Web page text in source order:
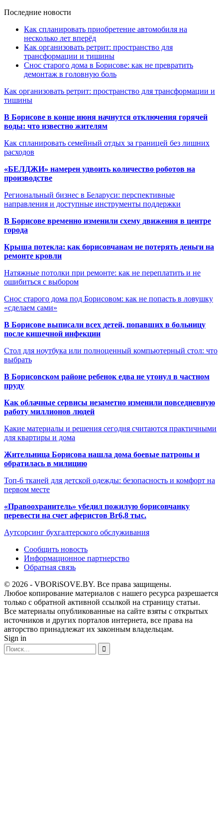
Последние новости
Как спланировать приобретение автомобиля на
несколько лет вперёд
Как организовать ретрит: пространство для
трансформации и тишины
Снос старого дома в Борисове: как не превратить
демонтаж в головную боль
Как организовать ретрит: пространство для трансформации и
тишины
В Борисове в конце июня начнутся отключения горячей
воды: что известно жителям
Как спланировать семейный отдых за границей без лишних
расходов
«БЕЛДЖИ» намерен удвоить количество роботов на
производстве
Региональный бизнес в Беларуси: перспективные
направления и доступные инструменты поддержки
В Борисове временно изменили схему движения в центре
города
Крыша потекла: как борисовчанам не потерять деньги на
ремонте кровли
Натяжные потолки при ремонте: как не переплатить и не
ошибиться с выбором
Снос старого дома под Борисовом: как не попасть в ловушку
«сделаем сами»
В Борисове выписали всех детей, попавших в больницу
после кишечной инфекции
Стол для ноутбука или полноценный компьютерный стол: что
выбрать
В Борисовском районе ребенок едва не утонул в частном
пруду
Как облачные сервисы незаметно изменили повседневную
работу миллионов людей
Какие материалы и решения сегодня считаются практичными
для квартиры и дома
Жительница Борисова нашла дома боевые патроны и
обратилась в милицию
Топ-6 тканей для детской одежды: безопасность и комфорт на
первом месте
«Правоохранитель» убедил пожилую борисовчанку
перевести на счет аферистов Br6,8 тыс.
Аутсорсинг бухгалтерского обслуживания
Сообщить новость
Информационное партнерство
Обратная связь
© 2026 - VBORiSOVE.BY. Все права защищены.
Любое копирование материалов с нашего ресурса разрешается
только с обратной активной ссылкой на страницу статьи.
Все материалы опубликованные на сайте взяты с открытых
источников и других порталов интернета, все права на
авторство принадлежат их законным владельцам.
Sign in